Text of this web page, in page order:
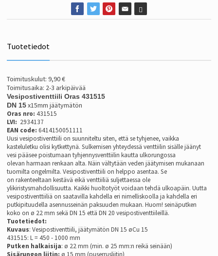
Tuotetiedot
Toimituskulut: 9,90 €
Toimitusaika: 2-3 arkipäivää
Vesipostiventtiili Oras 431515
DN 15x15mm jäätymätön
Oras nro: 431515
LVI: 2934137
EAN code: 6414150051111
Uusi vesipostiventtiili on suunniteltu siten, että se tyhjenee, vaikka
kasteluletku olisi kytkettynä. Sulkemisen yhteydessä venttiilin sisälle jäänyt
vesi pääsee poistumaan tyhjennysventtiilin kautta ulkorungossa
olevan harmaan renkaan alta. Näin vältytään veden jäätymisen mukanaan
tuomilta ongelmilta. Vesipostiventtiili on helppo asentaa. Se
on rakenteeltaan kestävä eikä venttiiliä suljettaessa ole
ylikiristysmahdollisuutta. Kaikki huoltotyöt voidaan tehdä ulkoapäin. Uutta
vesipostiventtiiliä on saatavilla kahdella eri nimelliskoolla ja kahdella eri
putkipituudella asennusseinän paksuuden mukaan. Huom! seinäputken
koko on ø 22 mm sekä DN 15 että DN 20 vesipostiventtiileillä.
Tuotetiedot:
Kuvaus: Vesipostiventtiili, jäätymätön DN 15 øCu 15
431515: L = 450 - 1000 mm
Putken halkaisija: ø 22 mm (min. ø 25 mm:n reikä seinään)
Sisärungon liitin: ø 15 mm (puserrusliitin)